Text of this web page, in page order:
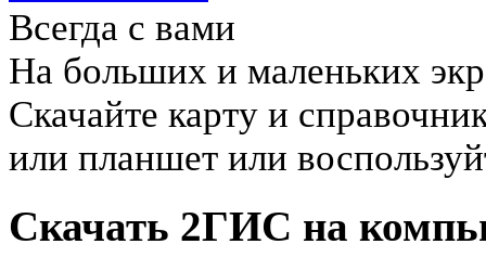
Всегда с вами
На больших и маленьких
Скачайте карту и
или планшет или
Скачать 2ГИС на